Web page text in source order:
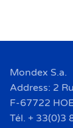
Mondex S.a.
Address: 2
F-67722
Tél. + 33(0)3